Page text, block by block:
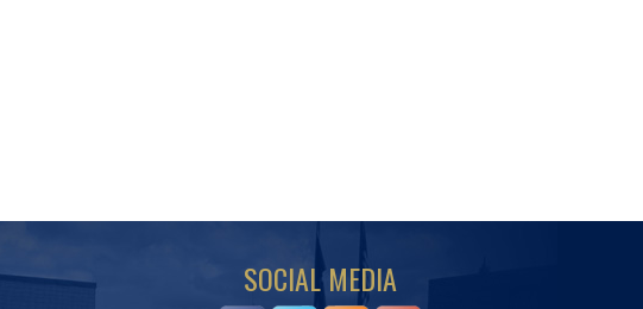
SOCIAL MEDIA